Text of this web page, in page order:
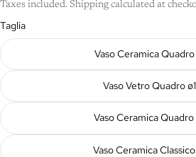
Taxes included. Shipping calculated at
Taglia
Vaso Ceramica Quadro
Vaso Vetro Quadro
Vaso Ceramica Quadro
Vaso Ceramica